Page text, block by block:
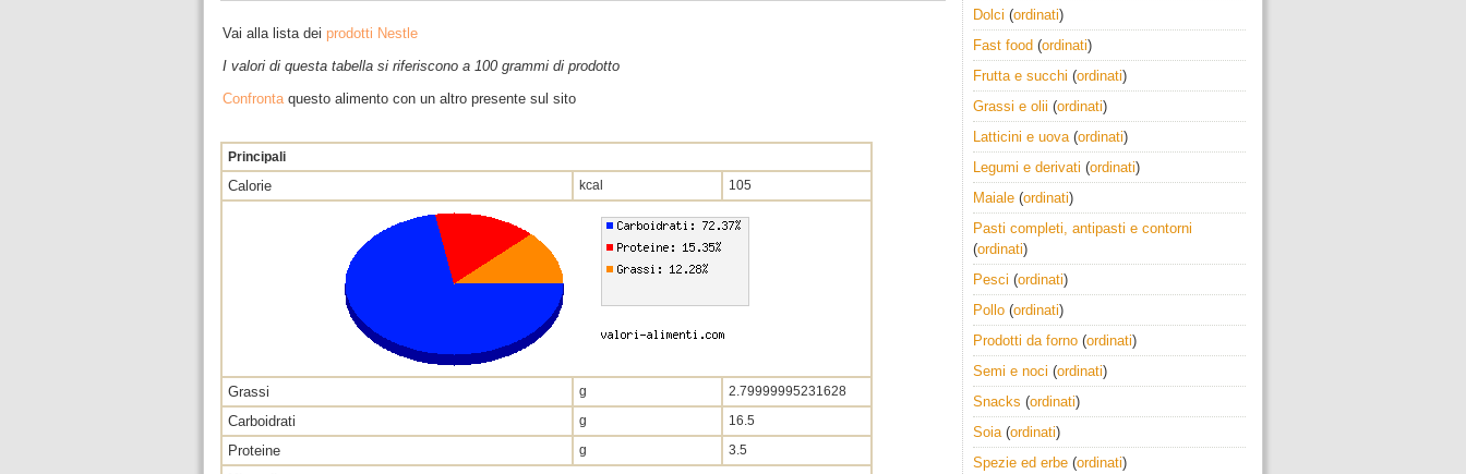
Vai alla lista dei prodotti Nestle
I valori di questa tabella si riferiscono a 100 grammi di prodotto
Confrontaquesto alimento con un altro presente sul sito
Principali
Calorie kcal 105
Grassi g 2.79999995231628
Carboidrati g 16.5
Proteine g
3.5
Dolci (ordinati)
Fast food (ordinati)
Frutta e succhi (ordinati)
Grassi e olii (ordinati)
Latticini e uova(ordinati)
Legumi e derivati (ordinati)
Maiale (ordinati)
Pasti completi, antipasti e contorni
(ordinati)
Pesci (ordinati)
Pollo (ordinati)
Prodotti da forno (ordinati)
Semi e noci (ordinati)
Snacks (ordinati)
Soia(ordinati)
Spezie ed erbe (ordinati)